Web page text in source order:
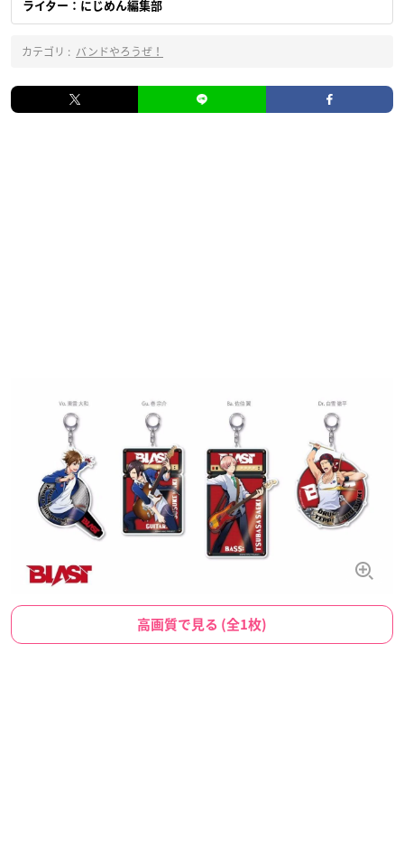
ライター：にじめん編集部
カテゴリ : バンドやろうぜ！
高画質で見る (全1枚)